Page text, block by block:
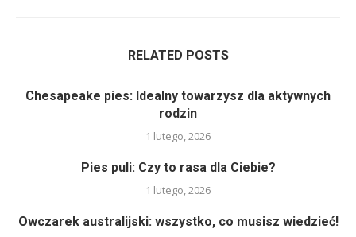
RELATED POSTS
Chesapeake pies: Idealny towarzysz dla aktywnych
rodzin
1 lutego, 2026
Pies puli: Czy to rasa dla Ciebie?
1 lutego, 2026
Owczarek australijski: wszystko, co musisz wiedzieć!